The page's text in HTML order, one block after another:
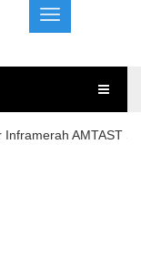
Inframerah AMTAST